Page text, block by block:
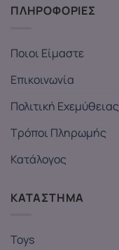
ΠΛΗΡΟΦΟΡΙΕΣ
Ποιοι Είμαστε
Επικοινωνία
Πολιτική Εχεμύθειας
Τρόποι Πληρωμής
Κατάλογος
ΚΑΤΑΣΤΗΜΑ
Toys